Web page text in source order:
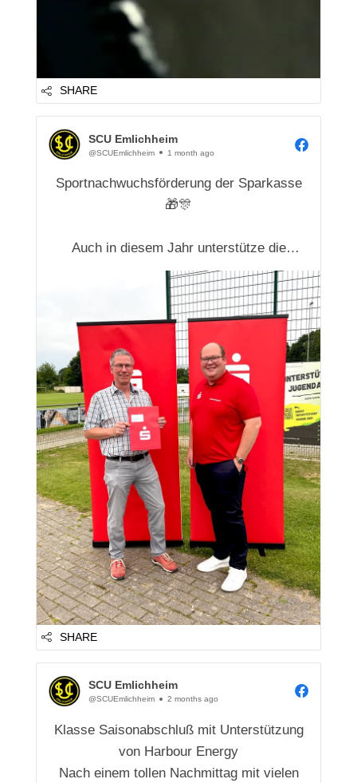
SHARE
SCU Emlichheim
@SCUEmlichheim 1 month ago
Sportnachwuchsförderung der Sparkasse
🎁🎊
Auch in diesem Jahr unterstütze die
Sparkasse unseren Verein mit einer
Geldspende und hilft so dabei, den
Sportnachwuchs bei unsnachhaltig zu
fördern.
Insgesamt unterstützt die Sparkasse den
gesamten Grafschafter Sportnachwuchs in
diesem Jahr mit 41 460 E...
SHARE
SCU Emlichheim
@SCUEmlichheim 2 months ago
Klasse Saisonabschluß mit Unterstützung
von Harbour Energy
Nach einem tollen Nachmittag mit vielen